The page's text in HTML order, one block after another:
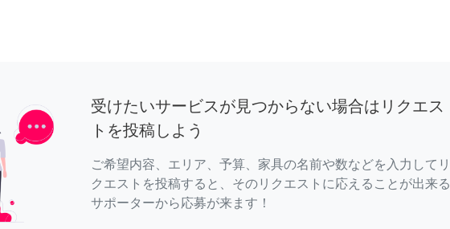
受けたいサービスが見つからない場合はリクエス
トを投稿しよう
ご希望内容、エリア、予算、家具の名前や数などを入力してリ
クエストを投稿すると、そのリクエストに応えることが出来る
サポーターから応募が来ます！